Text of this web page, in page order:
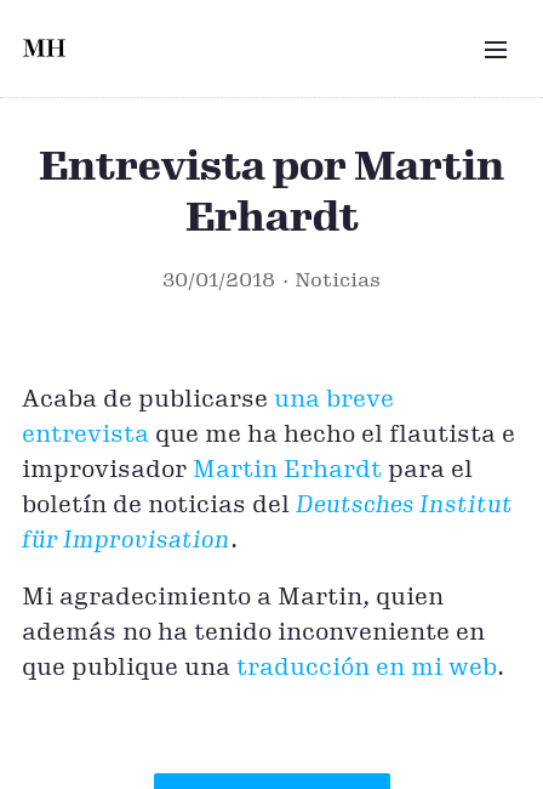
Saltar al contenido principal
Entrevista por Martin
Erhardt
30/01/2018 Noticias
Acaba de publicarse una breve
entrevista que me ha hecho el flautista e
improvisador Martin Erhardt para el
boletín de noticias del Deutsches Institut
für Improvisation.
Mi agradecimiento a Martin, quien
además no ha tenido inconveniente en
que publique una traducción en mi web.